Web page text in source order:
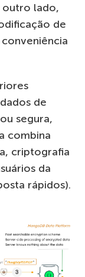
outro lado,
de
de
segura,
combina
criptografia
da
rápidos).